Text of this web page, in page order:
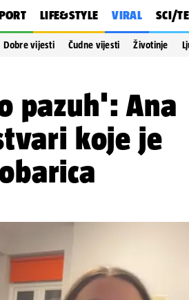
LIFE&STYLE VIRAL SCI/
Dobre vijesti Čudne vijesti Životinje
pazuh': Ana
koje je